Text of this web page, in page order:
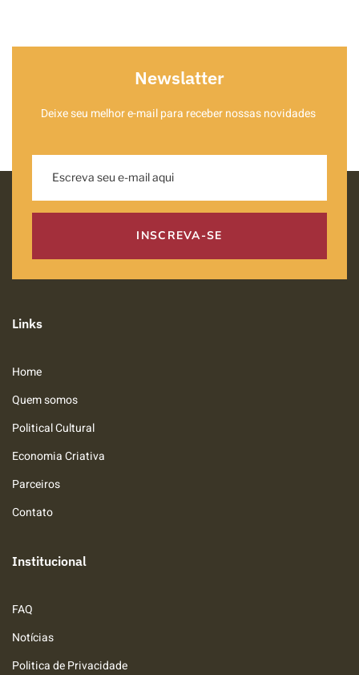
Newslatter
Deixe seu melhor e-mail para receber nossas novidades
INSCREVA-SE
Links
Home
Quem somos
Political Cultural
Economia Criativa
Parceiros
Contato
Institucional
FAQ
Notícias
Politica de Privacidade